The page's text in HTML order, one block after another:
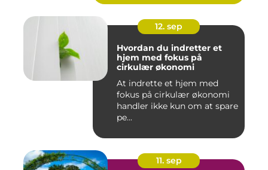
12. sep
Hvordan du indretter et
hjem med fokus på
cirkulær økonomi
At indrette et hjem med
fokus på cirkulær økonomi
handler ikke kun om at spare
pe...
11. sep